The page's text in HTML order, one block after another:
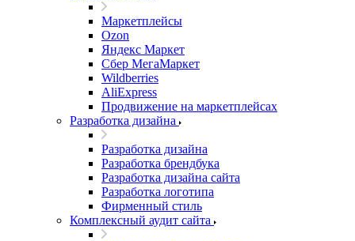
Маркетплейсы
Ozon
Яндекс Маркет
Сбер МегаМаркет
Wildberries
AliExpress
Продвижение на маркетплейсах
Разработка дизайна
Разработка дизайна
Разработка брендбука
Разработка дизайна сайта
Разработка логотипа
Фирменный стиль
Комплексный аудит сайта